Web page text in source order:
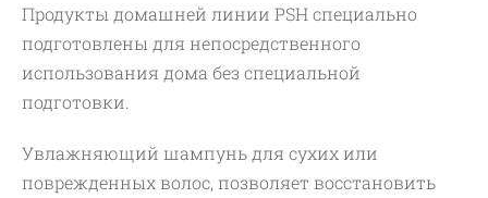
Продукты домашней линии PSH специально
подготовлены для непосредственного
использования дома без специальной
подготовки.
Увлажняющий шампунь для сухих или
поврежденных волос, позволяет восстановить